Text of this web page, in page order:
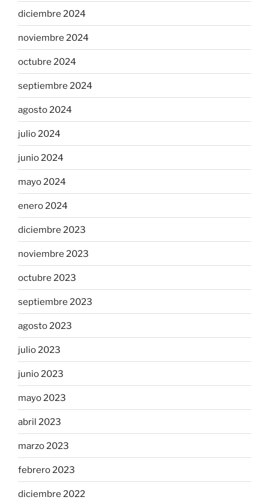
diciembre 2024
noviembre 2024
octubre 2024
septiembre 2024
agosto 2024
julio 2024
junio 2024
mayo 2024
enero 2024
diciembre 2023
noviembre 2023
octubre 2023
septiembre 2023
agosto 2023
julio 2023
junio 2023
mayo 2023
abril 2023
marzo 2023
febrero 2023
diciembre 2022